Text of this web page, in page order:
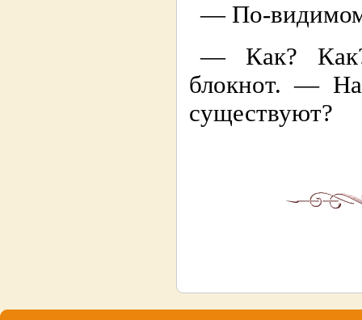
— По-
— Как?
блокнот. — На
существуют?